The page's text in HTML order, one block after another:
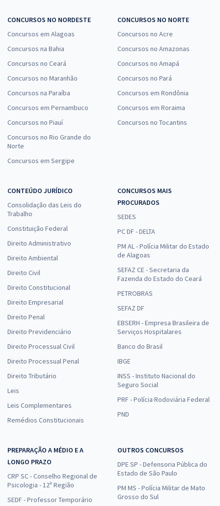
CONCURSOS NO NORDESTE
Concursos em Alagoas
Concursos na Bahia
Concursos no Ceará
Concursos no Maranhão
Concursos na Paraíba
Concursos em Pernambuco
Concursos no Piauí
Concursos no Rio Grande do
Norte
Concursos em Sergipe
CONCURSOS NO NORTE
Concursos no Acre
Concursos no Amazonas
Concursos no Amapá
Concursos no Pará
Concursos em Rondônia
Concursos em Roraima
Concursos no Tocantins
CONTEÚDO JURÍDICO
Consolidação das Leis do
Trabalho
Constituição Federal
Direito Administrativo
Direito Ambiental
Direito Civil
Direito Constitucional
Direito Empresarial
Direito Penal
Direito Previdenciário
Direito Processual Civil
Direito Processual Penal
Direito Tributário
Leis
Leis Complementares
Remédios Constitucionais
CONCURSOS MAIS
PROCURADOS
SEDES
PC DF - DELTA
PM AL - Polícia Militar do Estado
de Alagoas
SEFAZ CE - Secretaria da
Fazenda do Estado do Ceará
PETROBRAS
SEFAZ DF
EBSERH - Empresa Brasileira de
Serviços Hospitalares
Banco do Brasil
IBGE
INSS - Instituto Nacional do
Seguro Social
PRF - Polícia Rodoviária Federal
PND
PREPARAÇÃO A MÉDIO E A
LONGO PRAZO
CRP SC - Conselho Regional de
Psicologia - 12ª Região
SEDF - Professor Temporário
OUTROS CONCURSOS
DPE SP - Defensoria Pública do
Estado de São Paulo
PM MS - Polícia Militar de Mato
Grosso do Sul